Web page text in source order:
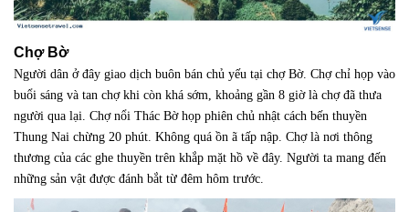
Chợ Bờ
Người dân ở đây giao dịch buôn bán chủ yếu tại chợ Bờ. Chợ chỉ họp vào
buổi sáng và tan chợ khi còn khá sớm, khoảng gần 8 giờ là chợ đã thưa
người qua lại. Chợ nổi Thác Bờ họp phiên chủ nhật cách bến thuyền
Thung Nai chừng 20 phút. Không quá ồn ã tấp nập. Chợ là nơi thông
thương của các ghe thuyền trên khắp mặt hồ về đây. Người ta mang đến
những sản vật được đánh bắt từ đêm hôm trước.